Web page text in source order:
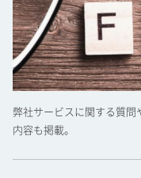
弊社サービスに関する質問
内容も掲載。